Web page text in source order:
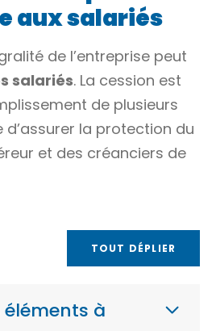
aux salariés
de l’entreprise peut
salariés. La cession est
de plusieurs
d’assurer la protection du
et des créanciers de
TOUT DÉPLIER
à